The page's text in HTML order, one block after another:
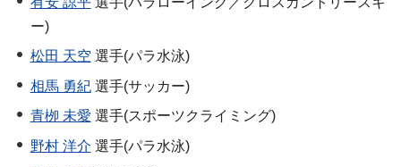
ー)
松田 天空 選手(パラ水泳)
相馬 勇紀選手(サッカー)
青栁 未愛 選手(スポーツクライミング)
野村 洋介 選手(パラ水泳)